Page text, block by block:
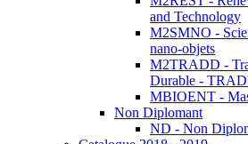
and Technology
M2SMNO -
nano-objets
M2TRADD -
Durable -
MBIOENT -
Non Diplomant
ND - Non